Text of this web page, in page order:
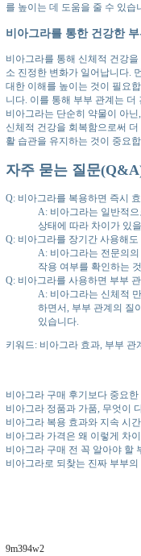
를 높이는 데 도움을 줄 수 있
비아그라를 통한 건강한
비아그라를 통해 신체적 건강
소 진정한 변화가 일어납니다.
대한 이해를 높이는 것이 필요
니다. 이를 통해 부부 관계는
비아그라는 단순히 약물이 아
신체적 건강을 회복함으로써
활 습관을 유지하는 것이 중요
자주 묻는 질문
Q: 비아그라를 복용하면 즉시
A: 비아그라는 일반적
상태에 따라 차이가 있
Q: 비아그라를 장기간 사용해도
A: 비아그라는 전문의
작용 여부를 확인하는
Q: 비아그라를 사용하면 부부
A: 비아그라는 신체적
하면서, 부부 관계의 질
있습니다.
키워드: 비아그라 효과, 부부
비아그라 구매 후기보다 중요한
비아그라 정품과 가품, 무엇이
비아그라 복용 효과와 지속 시
비아그라 가격은 왜 이렇게 차
비아그라 구매 전 꼭 알아야 할
비아그라로 되찾는 진짜 부부의
9m394w2